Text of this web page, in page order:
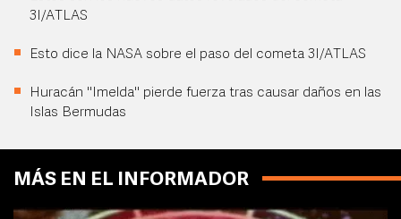
3I/ATLAS
Esto dice la NASA sobre el paso del cometa 3I/ATLAS
Huracán "Imelda" pierde fuerza tras causar daños en las
Islas Bermudas
MÁS EN EL INFORMADOR